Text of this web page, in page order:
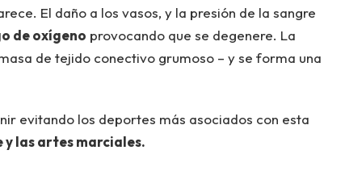
El daño a los vasos, y la presión de la sangre
de oxígeno provocando que se degenere. La
de tejido conectivo grumoso – y se forma una
evitando los deportes más asociados con esta
y las artes marciales.